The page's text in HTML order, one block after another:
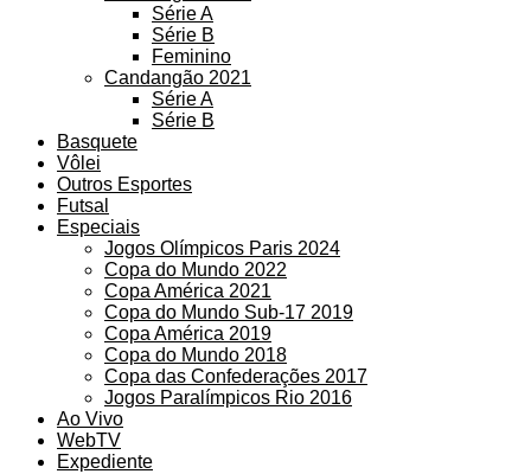
Série A
Série B
Feminino
Candangão 2021
Série A
Série B
Basquete
Vôlei
Outros Esportes
Futsal
Especiais
Jogos Olímpicos Paris 2024
Copa do Mundo 2022
Copa América 2021
Copa do Mundo Sub-17 2019
Copa América 2019
Copa do Mundo 2018
Copa das Confederações 2017
Jogos Paralímpicos Rio 2016
Ao Vivo
WebTV
Expediente